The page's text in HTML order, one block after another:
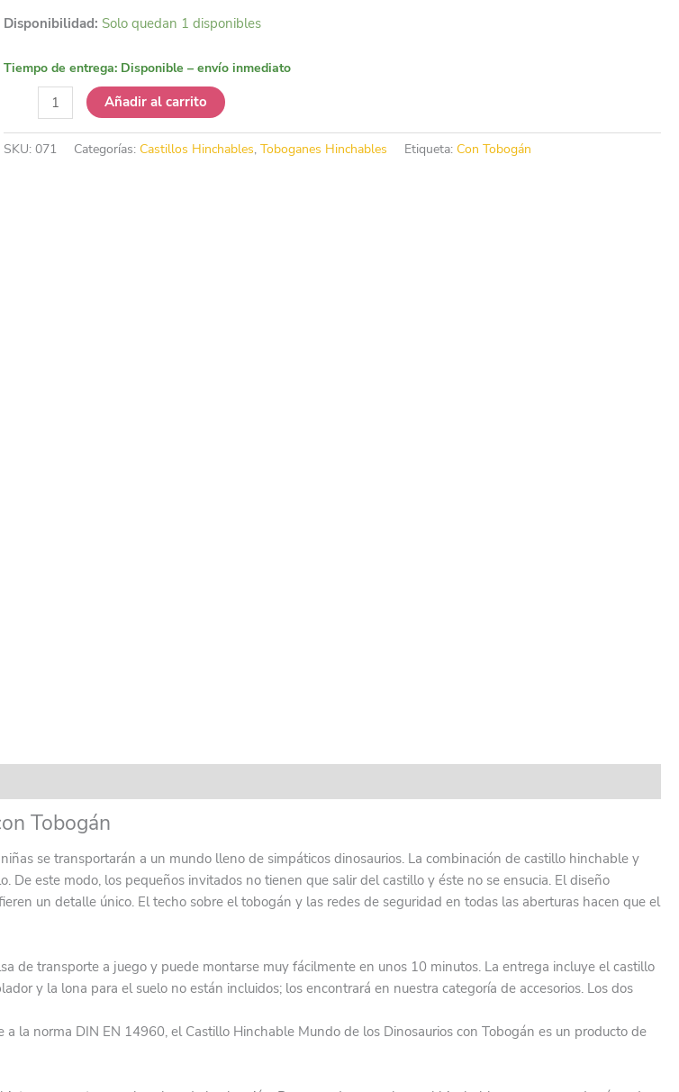
Disponibilidad: Solo quedan 1 disponibles
Tiempo de entrega: Disponible – envío inmediato
Hinchable
Mundo
Añadir al carrito
SKU: 071 Categorías: Castillos Hinchables, Toboganes Hinchables Etiqueta: Con Tobogán
Tobogán
se transportarán a un mundo lleno de simpáticos dinosaurios. La combinación de castillo hinchable y
este modo, los pequeños invitados no tienen que salir del castillo y éste no se ensucia. El diseño
un detalle único. El techo sobre el tobogán y las redes de seguridad en todas las aberturas hacen que el
de transporte a juego y puede montarse muy fácilmente en unos 10 minutos. La entrega incluye el castillo
y la lona para el suelo no están incluidos; los encontrará en nuestra categoría de accesorios. Los dos
la norma DIN EN 14960, el Castillo Hinchable Mundo de los Dinosaurios con Tobogán es un producto de